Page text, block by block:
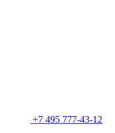
+7 495 777-43-12